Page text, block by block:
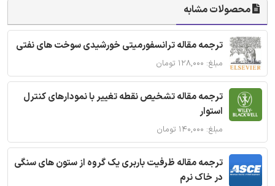
محصولات مشابه
ترجمه مقاله ترانسفورمیتی خورشیدی سوخت های نفتی
مبلغ: ۱۲۸,۰۰۰ تومان
ترجمه مقاله تشخیص نقطه تغییر با نمودارهای کنترل
استوار
مبلغ: ۱۴۰,۰۰۰ تومان
ترجمه مقاله ظرفیت باربری یک گروه از ستون های سنگی
در خاک نرم